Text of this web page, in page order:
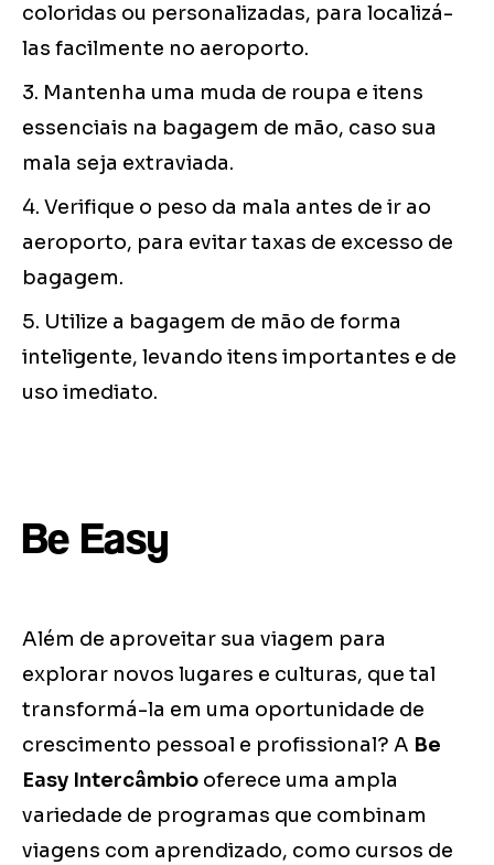
coloridas ou personalizadas, para localizá-
las facilmente no aeroporto.
3. Mantenha uma muda de roupa e itens
essenciais na bagagem de mão, caso sua
mala seja extraviada.
4. Verifique o peso da mala antes de ir ao
aeroporto, para evitar taxas de excesso de
bagagem.
5. Utilize a bagagem de mão de forma
inteligente, levando itens importantes e de
uso imediato.
Be Easy
Além de aproveitar sua viagem para
explorar novos lugares e culturas, que tal
transformá-la em uma oportunidade de
crescimento pessoal e profissional? A Be
Easy Intercâmbio oferece uma ampla
variedade de programas que combinam
viagens com aprendizado, como cursos de